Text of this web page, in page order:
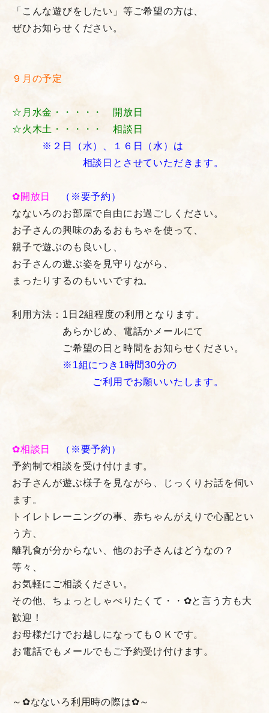
「こんな遊びをしたい」等ご希望の方は、
ぜひお知らせください。
９月の予定
☆月水金・・・・・ 開放日
☆火木土・・・・・ 相談日
※２日（水）、１６日（水）は
相談日 とさせていただきます。
✿開放日
（※要予約）
なないろのお部屋で自由にお過ごしください。
お子さんの興味のあるおもちゃを使って、
親子で遊ぶのも良いし、
お子さんの遊ぶ姿を見守りながら、
まったりするのもいいですね。
利用方法：1日2組程度の利用となります。
あらかじめ、電話かメールにて
ご希望の日と時間をお知らせください。
※1組につき1時間30分の
ご利用でお願いいたします。
✿相談日 （ ※要予約）
予約制で相談を受け付けます。
お子さんが遊ぶ様子を見ながら、じっくりお話を伺い
ます。
トイレトレーニングの事、赤ちゃんがえりで心配とい
う方、
離乳食が分からない、他のお子さんはどうなの？
等々、
お気軽にご相談ください。
その他、ちょっとしゃべりたくて・・✿と言う方も大
歓迎！
お母様だけでお越しになってもＯＫです。
お電話でもメールでもご予約受け付けます。
～✿なないろ利用時の際は✿～